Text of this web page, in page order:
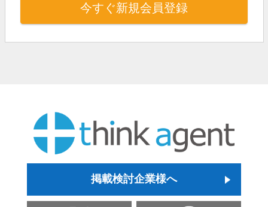
今すぐ新規会員登録
掲載検討企業様へ